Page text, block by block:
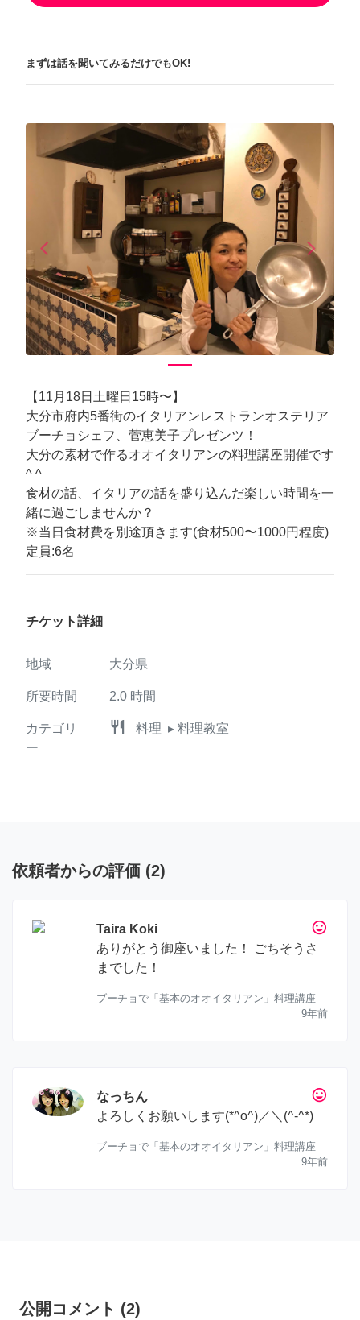
まずは話を聞いてみるだけでもOK!
arrow_back_iosPrevious arrow_forward_iosNext
【11月18日土曜日15時〜】
大分市府内5番街のイタリアンレストランオステリア
ブーチョシェフ、菅恵美子プレゼンツ！
大分の素材で作るオオイタリアンの料理講座開催です
^ ^
食材の話、イタリアの話を盛り込んだ楽しい時間を一
緒に過ごしませんか？
※当日食材費を別途頂きます(食材500〜1000円程度)
定員:6名
チケット詳細
地域 大分県
所要時間 2.0 時間
カテゴリ
ー
restaurant 料理 ▸ 料理教室
依頼者からの評価 (2)
tag_faces
Taira Koki
ありがとう御座いました！ ごちそうさ
までした！
ブーチョで「基本のオオイタリアン」料理講座
9年前
tag_faces
なっちん
よろしくお願いします(*^o^)／＼(^-^*)
ブーチョで「基本のオオイタリアン」料理講座
9年前
公開コメント (2)